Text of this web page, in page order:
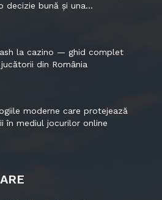
decizie bună și una...
la cazino — ghid complet
din România
moderne care protejează
în mediul jocurilor online